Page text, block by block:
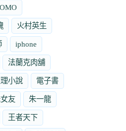
火村英生
iphone
法蘭克肉舖
小說 電子書
友 朱一龍
王者天下